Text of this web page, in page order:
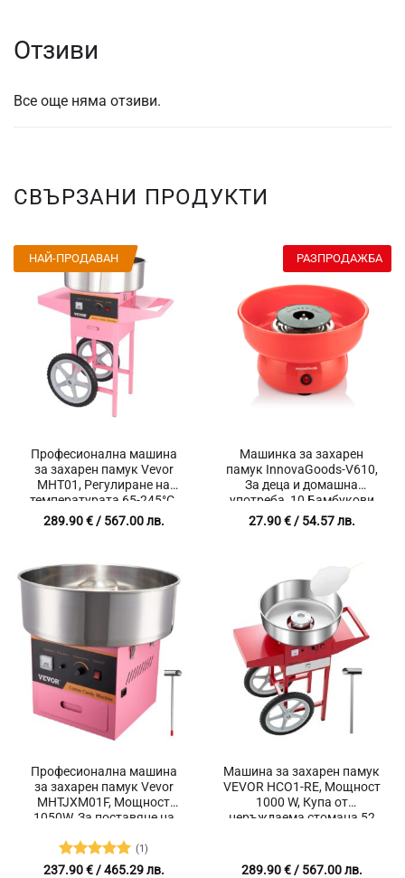
Отзиви
Все още няма отзиви.
СВЪРЗАНИ ПРОДУКТИ
Професионална машина
за захарен памук Vevor
MHT01, Регулиране на
температурата 65-245°C,
Мощност 1000 W
289.90€/ 567.00 лв.
НАЙ-ПРОДАВАН
Машинка за захарен
памук InnovaGoods-V610,
За деца и домашна
употреба, 10 Бамбукови
пръчки, Мощност 450 W
27.90€/ 54.57 лв.
РАЗПРОДАЖБА
Професионална машина
за захарен памук Vevor
MHTJXM01F, Мощност
1050W, За поставяне на
Оценено с
(1)
237.90€/ 465.29 лв.
Машина за захарен памук
VEVOR HCO1-RE, Мощност
1000 W, Купа от
неръждаема стомана 52
289.90€/ 567.00 лв.